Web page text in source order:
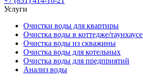
Услуги
Очистки воды для квартиры
Очистка воды в коттедже/таунхаусе
Очистка воды из скважины
Очистка воды для котельных
Очистка воды для предприятий
Анализ воды